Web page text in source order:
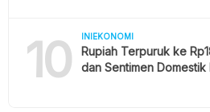
10 INIEKONOMI
Rupiah Terpuruk ke
dan Sentimen